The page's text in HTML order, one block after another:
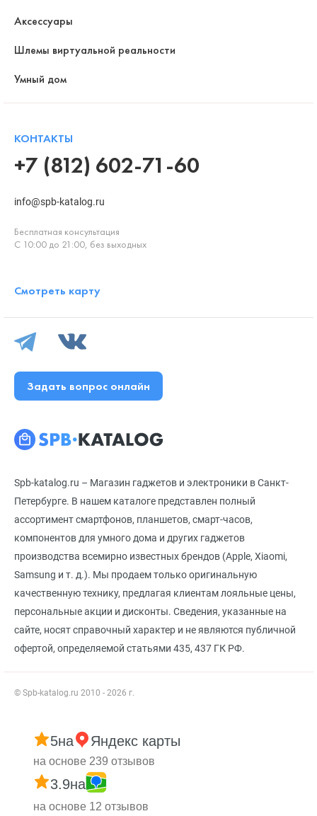
Spb-katalog.ru – Магазин гаджетов и электроники в Санкт-
Петербурге. В нашем каталоге представлен полный
ассортимент смартфонов, планшетов, смарт-часов,
компонентов для умного дома и других гаджетов
производства всемирно известных брендов (Apple, Xiaomi,
Samsung и т. д.). Мы продаем только оригинальную
качественную технику, предлагая клиентам лояльные цены,
персональные акции и дисконты. Сведения, указанные на
сайте, носят справочный характер и не являются публичной
офертой, определяемой статьями 435, 437 ГК РФ.
© Spb-katalog.ru 2010 - 2026 г.
Аксессуары
Шлемы виртуальной реальности
Умный дом
КОНТАКТЫ
+7 (812) 602-71-60
info@spb-katalog.ru
Бесплатная консультация
С 10:00 до 21:00, без выходных
Смотреть карту
Задать вопрос онлайн
5на Яндекс карты
на основе 239 отзывов
3.9на
на основе 12 отзывов